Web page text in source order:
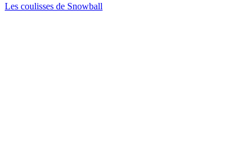
Les coulisses de Snowball